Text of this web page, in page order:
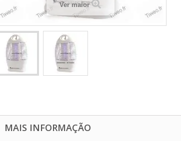
Ver maior
MAIS INFORMAÇÃO